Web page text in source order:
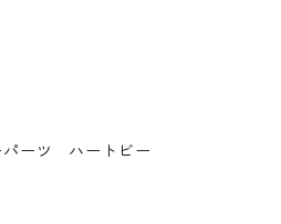
ーツ ハートビー